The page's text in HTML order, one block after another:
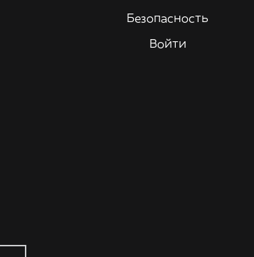
Безопасность
Войти